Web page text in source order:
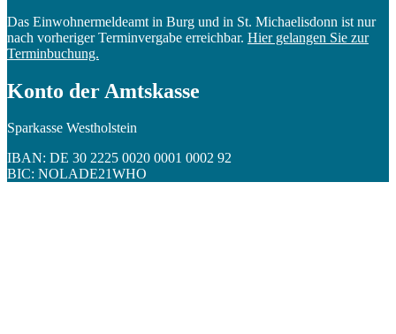
Das Einwohnermeldeamt in Burg und in St. Michaelisdonn ist nur
nach vorheriger Terminvergabe erreichbar. Hier gelangen Sie zur
Terminbuchung.
Konto der Amtskasse
Sparkasse Westholstein
IBAN: DE 30 2225 0020 0001 0002 92
BIC: NOLADE21WHO